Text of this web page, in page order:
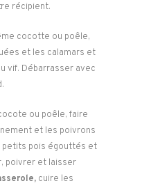
récipient.
cocotte ou poêle,
et les calamars et
vif. Débarrasser avec
ou poêle, faire
et les poivrons
petits pois égouttés et
poivrer et laisser
cuire les